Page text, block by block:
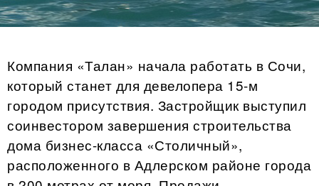
Компания «Талан» начала работать в Сочи,
который станет для девелопера 15-м
городом присутствия. Застройщик выступил
соинвестором завершения строительства
дома бизнес-класса «Столичный»,
расположенного в Адлерском районе города